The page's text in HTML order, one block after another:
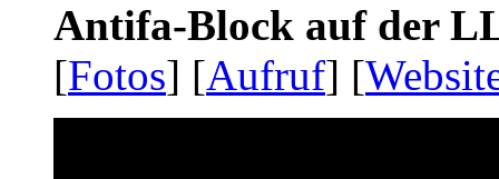
Antifa-Block auf der
[Fotos] [Aufruf] [